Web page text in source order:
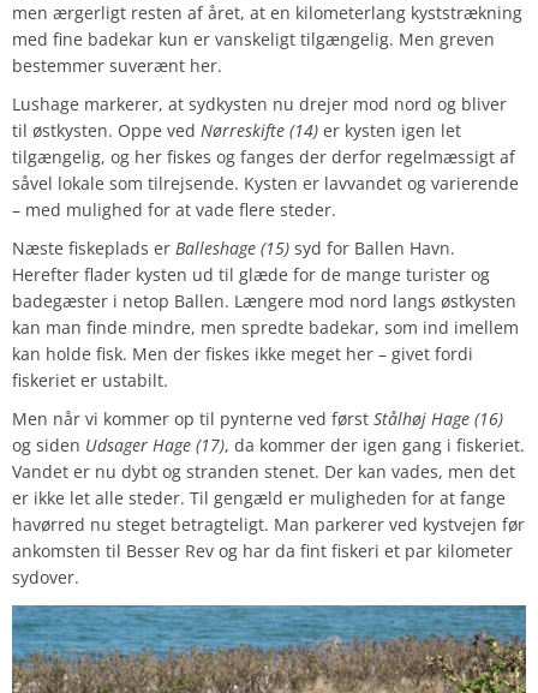
men ærgerligt resten af året, at en kilometerlang kyststrækning
med fine badekar kun er vanskeligt tilgængelig. Men greven
bestemmer suverænt her.
Lushage markerer, at sydkysten nu drejer mod nord og bliver
til østkysten. Oppe ved Nørreskifte (14) er kysten igen let
tilgængelig, og her fiskes og fanges der derfor regelmæssigt af
såvel lokale som tilrejsende. Kysten er lavvandet og varierende
– med mulighed for at vade flere steder.
Næste fiskeplads er Balleshage (15) syd for Ballen Havn.
Herefter flader kysten ud til glæde for de mange turister og
badegæster i netop Ballen. Længere mod nord langs østkysten
kan man finde mindre, men spredte badekar, som ind imellem
kan holde fisk. Men der fiskes ikke meget her – givet fordi
fiskeriet er ustabilt.
Men når vi kommer op til pynterne ved først Stålhøj Hage (16)
og siden Udsager Hage (17), da kommer der igen gang i fiskeriet.
Vandet er nu dybt og stranden stenet. Der kan vades, men det
er ikke let alle steder. Til gengæld er muligheden for at fange
havørred nu steget betragteligt. Man parkerer ved kystvejen før
ankomsten til Besser Rev og har da fint fiskeri et par kilometer
sydover.